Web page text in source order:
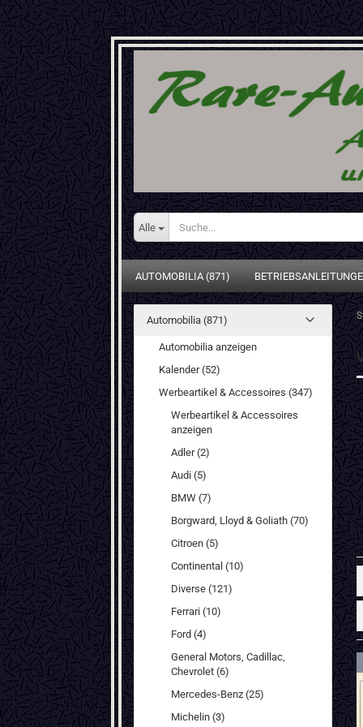
Alle
AUTOMOBILIA (871)
Automobilia (871)
Automobilia anzeigen
Kalender (52)
Werbeartikel & Accessoires (347)
Werbeartikel & Accessoires
anzeigen
Adler (2)
Audi (5)
BMW (7)
Borgward, Lloyd & Goliath (70)
Citroen (5)
Continental (10)
Diverse (121)
Ferrari (10)
Ford (4)
General Motors, Cadillac,
Chevrolet (6)
Mercedes-Benz (25)
Michelin (3)